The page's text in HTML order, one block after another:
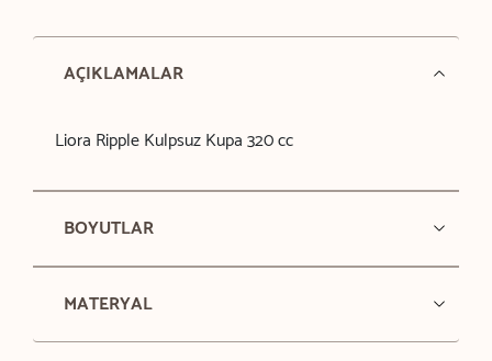
AÇIKLAMALAR
Liora Ripple Kulpsuz Kupa 320 cc
BOYUTLAR
MATERYAL